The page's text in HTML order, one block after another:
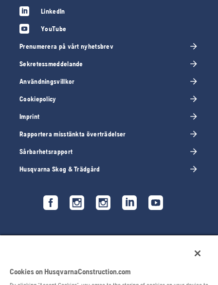
LinkedIn
YouTube
Prenumerera på vårt nyhetsbrev
Sekretessmeddelande
Användningsvillkor
Cookiepolicy
Imprint
Rapportera misstänkta överträdelser
Sårbarhetsrapport
Husqvarna Skog & Trädgård
Cookies on HusqvarnaConstruction.com